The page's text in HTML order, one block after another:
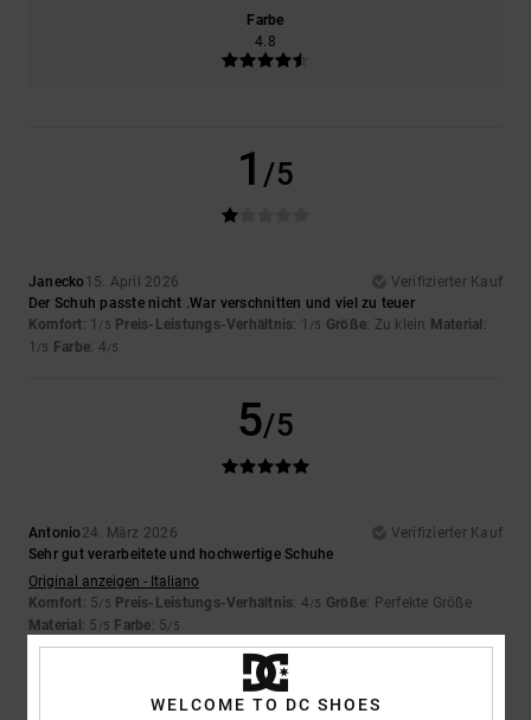
Farbe
4.8
1 /5
Janecko15. April 2026
Verifizierter Kauf
Der Schuh passte nicht .War verschnitten und viel zu teuer
Komfort: 1 /5 Preis-Leistungs-Verhältnis: 1 /5 Größe: Zu klein Material :
1 /5 Farbe: 4/5
5/5
Antonio24. März 2026
Verifizierter Kauf
Sehr gut verarbeitete und hochwertige Schuhe
Original anzeigen - Italiano
Komfort: 5/5 Preis-Leistungs-Verhältnis: 4/5 Größe: Perfekte Größe
Material : 5 /5 Farbe: 5/5
Ich empfehle dieses Produkt
WELCOME TO DC SHOES